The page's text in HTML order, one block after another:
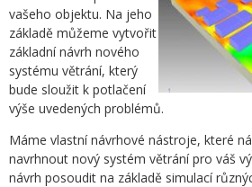
vašeho objektu. Na jeho
základě můžeme vytvořit
základní návrh nového
systému větrání, který
bude sloužit k potlačení
výše uvedených problémů.
Máme vlastní návrhové nástroje, které
navrhnout nový systém větrání pro váš
návrh posoudit na základě simulací